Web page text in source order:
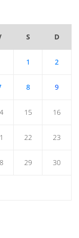
S D
1 2
8 9
15 16
22 23
29 30